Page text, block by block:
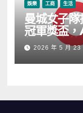
娛樂 工商 生活
曼城女子
冠軍獎盃
根源」宣傳
2026 年 5 月 23